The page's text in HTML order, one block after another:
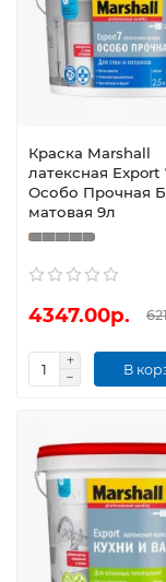
Краска Marshall
латексная Export
Особо Прочная
матовая 9л
4347.00р.
В